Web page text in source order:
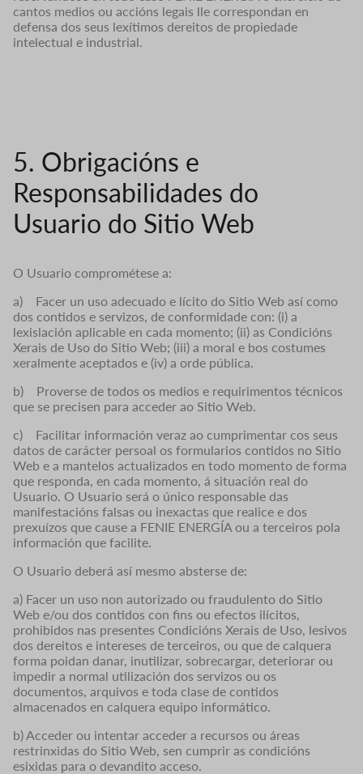
cantos medios ou accións legais lle correspondan en
defensa dos seus lexítimos dereitos de propiedade
intelectual e industrial.
5. Obrigacións e
Responsabilidades do
Usuario do Sitio Web
O Usuario comprométese a:
a) Facer un uso adecuado e lícito do Sitio Web así como
dos contidos e servizos, de conformidade con: (i) a
lexislación aplicable en cada momento; (ii) as Condicións
Xerais de Uso do Sitio Web; (iii) a moral e bos costumes
xeralmente aceptados e (iv) a orde pública.
b) Proverse de todos os medios e requirimentos técnicos
que se precisen para acceder ao Sitio Web.
c) Facilitar información veraz ao cumprimentar cos seus
datos de carácter persoal os formularios contidos no Sitio
Web e a mantelos actualizados en todo momento de forma
que responda, en cada momento, á situación real do
Usuario. O Usuario será o único responsable das
manifestacións falsas ou inexactas que realice e dos
prexuízos que cause a FENIE ENERGÍA ou a terceiros pola
información que facilite.
O Usuario deberá así mesmo absterse de:
a) Facer un uso non autorizado ou fraudulento do Sitio
Web e/ou dos contidos con fins ou efectos ilícitos,
prohibidos nas presentes Condicións Xerais de Uso, lesivos
dos dereitos e intereses de terceiros, ou que de calquera
forma poidan danar, inutilizar, sobrecargar, deteriorar ou
impedir a normal utilización dos servizos ou os
documentos, arquivos e toda clase de contidos
almacenados en calquera equipo informático.
b) Acceder ou intentar acceder a recursos ou áreas
restrinxidas do Sitio Web, sen cumprir as condicións
esixidas para o devandito acceso.